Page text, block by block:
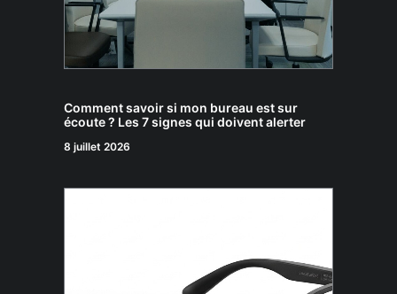
Comment savoir si mon bureau est sur
écoute ? Les 7 signes qui doivent alerter
8 juillet 2026